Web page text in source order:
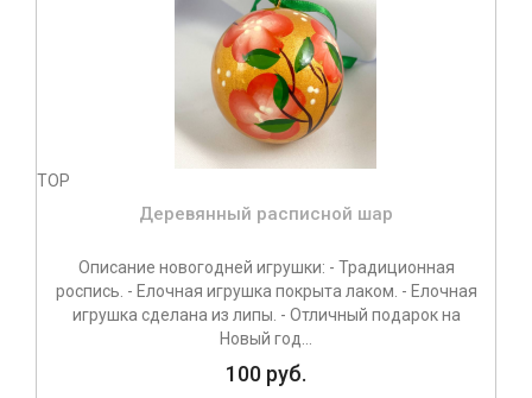
TOP
Деревянный расписной шар
Описание новогодней игрушки: - Традиционная
роспись. - Елочная игрушка покрыта лаком. - Елочная
игрушка сделана из липы. - Отличный подарок на
Новый год...
100 руб.